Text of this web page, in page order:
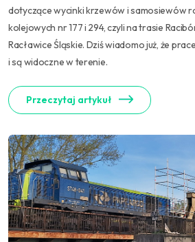
dotyczące wycinki krzewów i samosiewów
kolejowych nr 177 i 294, czyli na trasie
Racławice Śląskie. Dziś wiadomo już, że
i są widoczne w terenie.
Przeczytaj artykuł